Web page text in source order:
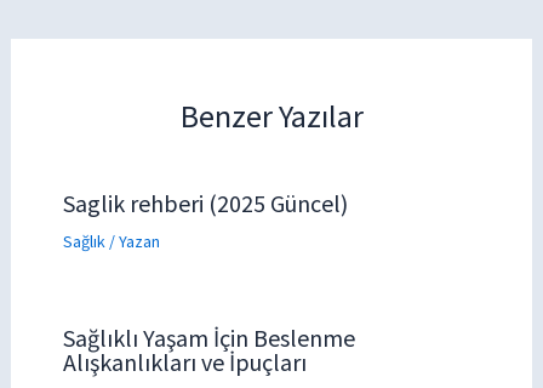
Benzer Yazılar
Saglik rehberi (2025 Güncel)
Sağlık/ Yazan
Sağlıklı Yaşam İçin Beslenme
Alışkanlıkları ve İpuçları